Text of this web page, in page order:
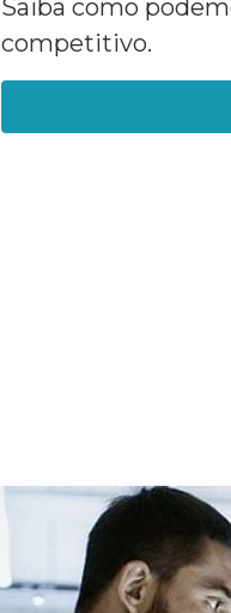
Saiba como
competitivo.